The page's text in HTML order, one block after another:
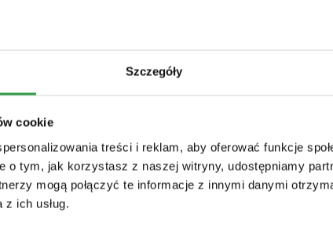
Szczegóły
cookie
treści i reklam, aby oferować funkcje
o tym, jak korzystasz z naszej witryny, udostępniamy
mogą połączyć te informacje z innymi danymi
ich usług.
w Kopenhadze i
w dziedzinie
i kompozytor
nagraniowych
LUNAMË, Kądziela
w których
HZG czy Marcin
enigmatycznej
refleksów oraz
które fascynuje i